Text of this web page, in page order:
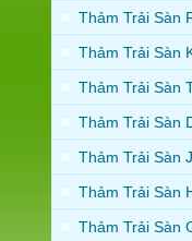
Thảm Trải Sàn
Thảm Trải Sàn
Thảm Trải Sàn
Thảm Trải Sàn
Thảm Trải Sàn J
Thảm Trải Sàn
Thảm Trải Sàn